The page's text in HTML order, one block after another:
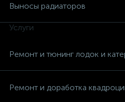
Выносы радиаторов
Услуги
Ремонт и тюнинг лодок и
Ремонт и доработка